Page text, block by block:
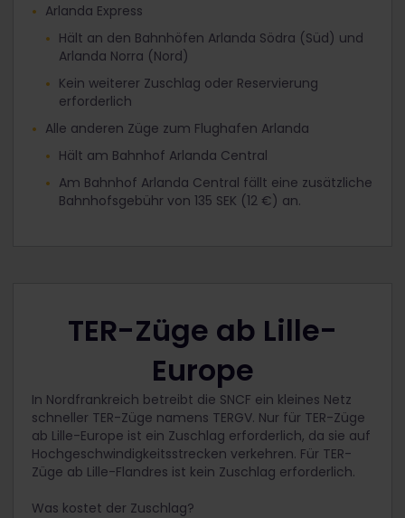
Arlanda Express
Hält an den Bahnhöfen Arlanda Södra (Süd) und
Arlanda Norra (Nord)
Kein weiterer Zuschlag oder Reservierung
erforderlich
Alle anderen Züge zum Flughafen Arlanda
Hält am Bahnhof Arlanda Central
Am Bahnhof Arlanda Central fällt eine zusätzliche
Bahnhofsgebühr von 135 SEK (12 €) an.
TER-Züge ab Lille-
Europe
In Nordfrankreich betreibt die SNCF ein kleines Netz
schneller TER-Züge namens TERGV. Nur für TER-Züge
ab Lille-Europe ist ein Zuschlag erforderlich, da sie auf
Hochgeschwindigkeitsstrecken verkehren. Für TER-
Züge ab Lille-Flandres ist kein Zuschlag erforderlich.
Was kostet der Zuschlag?